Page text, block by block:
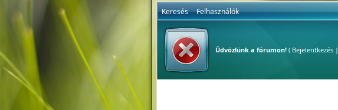
Keresés Felhasználók
Üdvözlünk a fórumon!( Bejelentkezés|